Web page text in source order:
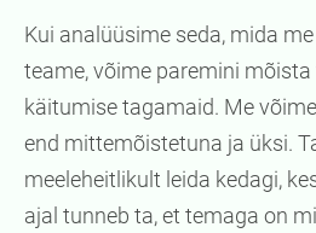
Kui analüüsime seda, mida
teame, võime paremini
käitumise tagamaid. Me
end mittemõistetuna ja üksi.
meeleheitlikult leida kedagi,
ajal tunneb ta, et temaga on